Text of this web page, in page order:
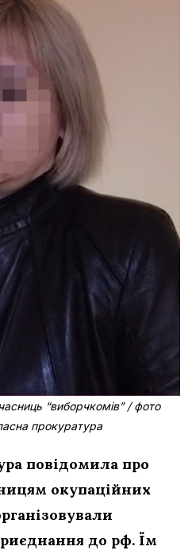
“виборчкомів” / фото
прокуратура
повідомила про
окупаційних
до рф. Їм